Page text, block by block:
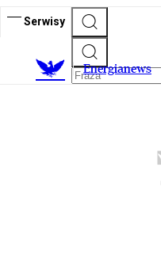
Serwisy
Energianews